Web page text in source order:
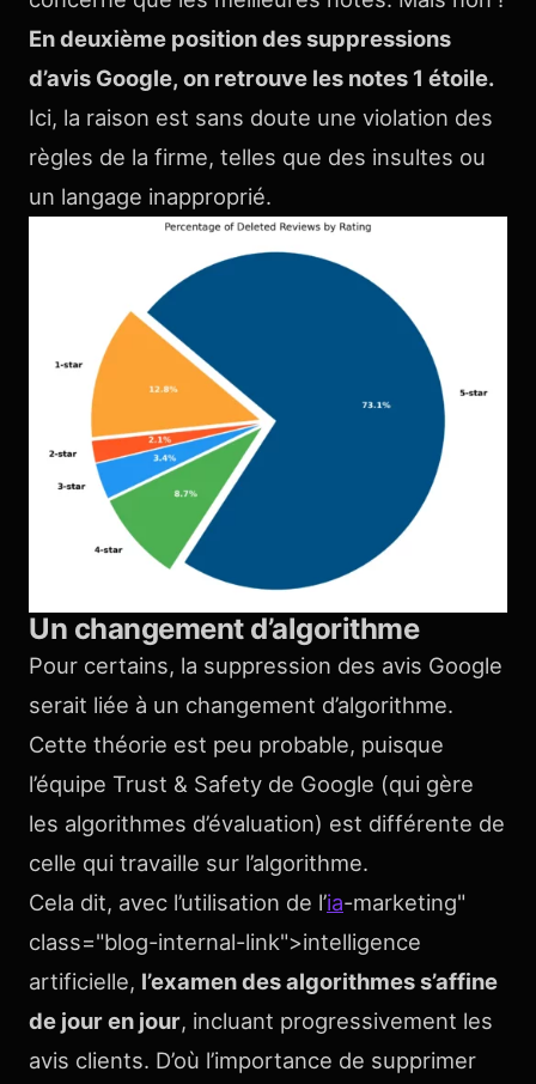
En deuxième position des suppressions
d’avis Google, on retrouve les notes 1 étoile.
Ici, la raison est sans doute une violation des
règles de la firme, telles que des insultes ou
un langage inapproprié.
Un changement d’algorithme
Pour certains, la suppression des avis Google
serait liée à un changement d’algorithme.
Cette théorie est peu probable, puisque
l’équipe Trust & Safety de Google (qui gère
les algorithmes d’évaluation) est différente de
celle qui travaille sur l’algorithme.
Cela dit, avec l’utilisation de l’ia-marketing"
class="blog-internal-link">intelligence
artificielle, l’examen des algorithmes s’affine
de jour en jour, incluant progressivement les
avis clients. D’où l’importance de supprimer